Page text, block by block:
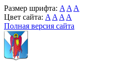
Размер шрифта: A A A
Цвет сайта: A A A A
Полная версия сайта